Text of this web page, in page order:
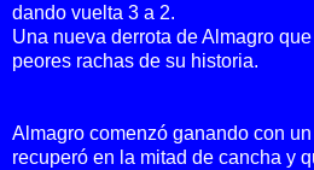
dando vuelta 3 a 2.
Una nueva derrota de Almagro
peores rachas de su historia.
Almagro comenzó ganando con
recuperó en la mitad de cancha y